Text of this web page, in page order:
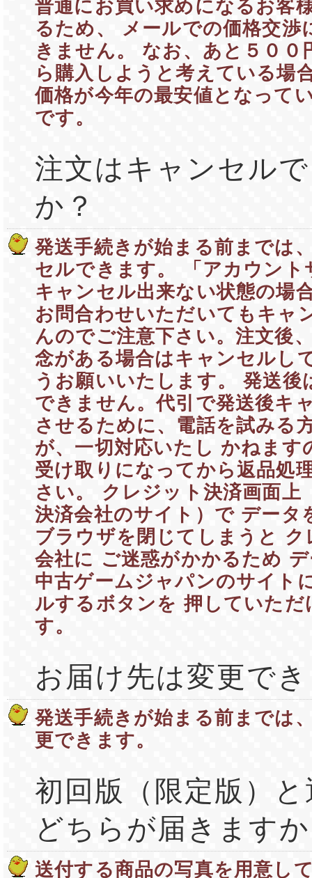
普通にお買い求めになるお客
るため、 メールでの価格交渉
きません。 なお、あと５００
ら購入しようと考えている場
価格が今年の最安値となって
です。
注文はキャンセル
か？
発送手続きが始まる前までは
セルできます。 「アカウント
キャンセル出来ない状態の場
お問合わせいただいてもキャ
んのでご注意下さい。注文後
念がある場合はキャンセルし
うお願いいたします。 発送後
できません。代引で発送後キ
させるために、電話を試みる
が、一切対応いたし かねます
受け取りになってから返品処
さい。 クレジット決済画面上
決済会社のサイト）で データ
ブラウザを閉じてしまうと ク
会社に ご迷惑がかかるため
中古ゲームジャパンのサイト
ルするボタンを 押していただ
す。
お届け先は変更で
発送手続きが始まる前までは
更できます。
初回版（限定版）
どちらが届きます
送付する商品の写真を用意し